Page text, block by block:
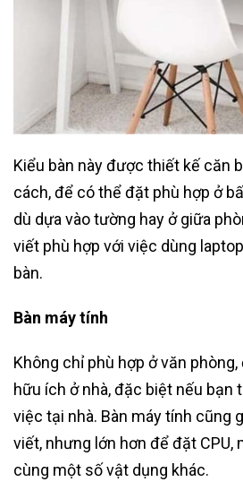
Kiểu bàn này được thiết kế căn
cách, để có thể đặt phù hợp ở
dù dựa vào tường hay ở giữa
viết phù hợp với việc dùng
bàn.
Bàn máy tính
Không chỉ phù hợp ở văn
hữu ích ở nhà, đặc biệt nếu bạn
việc tại nhà. Bàn máy tính cũng
viết, nhưng lớn hơn để đặt CPU,
cùng một số vật dụng khác.